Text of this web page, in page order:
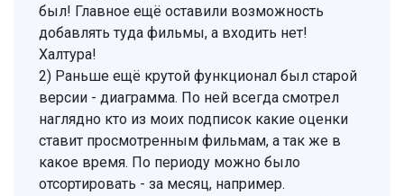
был! Главное ещё оставили возможность
добавлять туда фильмы, а входить нет!
Халтура!
2) Раньше ещё крутой функционал был старой
версии - диаграмма. По ней всегда смотрел
наглядно кто из моих подписок какие оценки
ставит просмотренным фильмам, а так же в
какое время. По периоду можно было
отсортировать - за месяц, например.